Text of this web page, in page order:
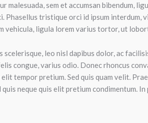
malesuada, sem et accumsan bibendum,
Phasellus tristique orci id ipsum interdum,
vehicula, ligula lorem varius tortor, ut
leo nisl dapibus dolor, ac
congue, varius odio. Donec rhoncus
tempor pretium. Sed quis quam velit.
neque quis elit pretium condimentum.